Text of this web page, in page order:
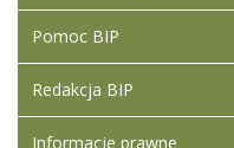
Pomoc BIP
Redakcja BIP
Informacje prawne